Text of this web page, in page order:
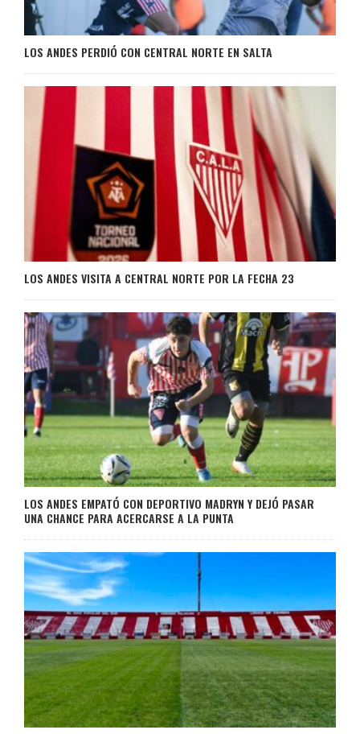
LOS ANDES PERDIÓ CON CENTRAL NORTE EN SALTA
LOS ANDES VISITA A CENTRAL NORTE POR LA FECHA 23
LOS ANDES EMPATÓ CON DEPORTIVO MADRYN Y DEJÓ PASAR
UNA CHANCE PARA ACERCARSE A LA PUNTA